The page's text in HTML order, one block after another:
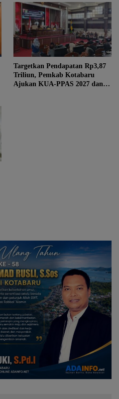
Targetkan Pendapatan Rp3,87
Triliun, Pemkab Kotabaru
Ajukan KUA-PPAS 2027 dan 3